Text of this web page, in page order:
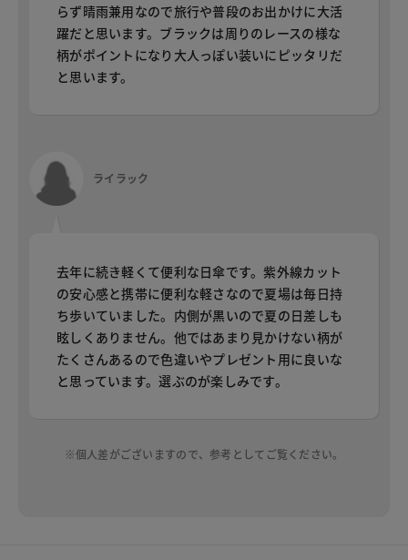
らず晴雨兼用なので旅行や普段のお出かけに大活
躍だと思います。ブラックは周りのレースの様な
柄がポイントになり大人っぽい装いにピッタリだ
と思います。
ライラック
去年に続き軽くて便利な日傘です。紫外線カット
の安心感と携帯に便利な軽さなので夏場は毎日持
ち歩いていました。内側が黒いので夏の日差しも
眩しくありません。他ではあまり見かけない柄が
たくさんあるので色違いやプレゼント用に良いな
と思っています。選ぶのが楽しみです。
※個人差がございますので、参考としてご覧ください。